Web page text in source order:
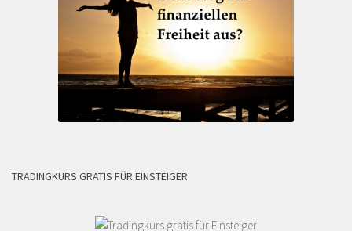
TRADINGKURS GRATIS FÜR EINSTEIGER